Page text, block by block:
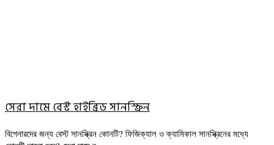
সেরা দামে বেস্ট হাইব্রিড সানস্ক্রিন
বিগেনারদের জন্য বেস্ট সানস্ক্রিন কোনটি? ফিজিক্যাল ও ক্যামিকাল সানস্ক্রিনের মধ্যে